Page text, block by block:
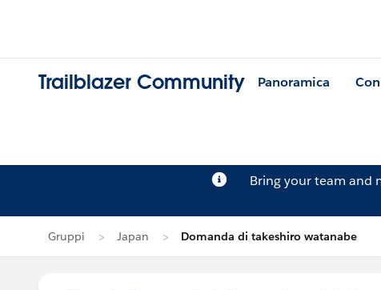
Trailblazer Community Panoramica
Bring your team and
Gruppi Japan Domanda di takeshiro watanabe